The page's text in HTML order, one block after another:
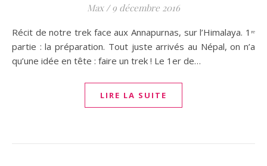
Max / 9 décembre 2016
Récit de notre trek face aux Annapurnas, sur l’Himalaya. 1ʳᵉ
partie : la préparation. Tout juste arrivés au Népal, on n’a
qu’une idée en tête : faire un trek ! Le 1er de…
LIRE LA SUITE